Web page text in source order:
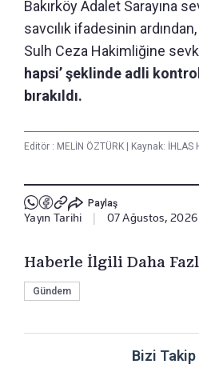
Bakırköy Adalet Sarayına
savcılık ifadesinin
Sulh Ceza Hakimliğine
hapsi’ şeklinde adli
bırakıldı.
Editör : MELİN ÖZTÜRK | Kaynak: İHLAS
Paylaş
Yayın Tarihi | 07 Ağustos, 2026
Haberle İlgili Daha
Gündem
Bizi Takip